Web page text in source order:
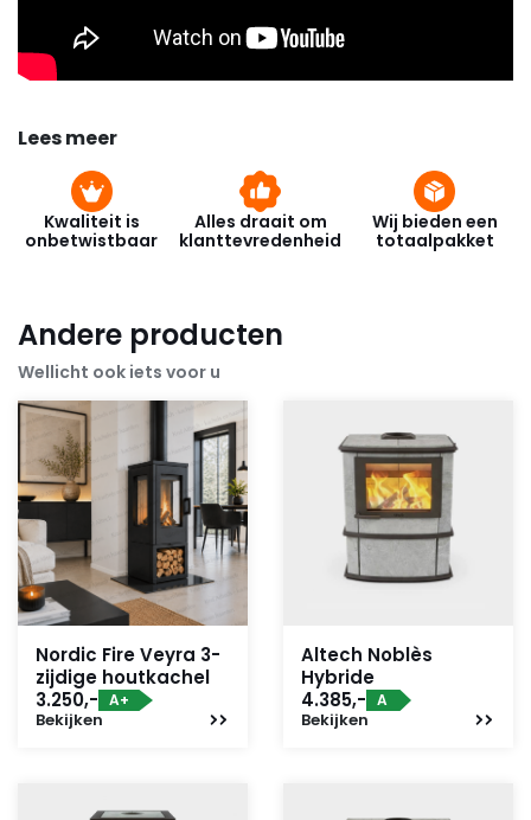
Lees meer
Kwaliteit is
onbetwistbaar
Alles draait om
klanttevredenheid
Wij bieden een
totaalpakket
Andere producten
Wellicht ook iets voor u
Nordic Fire Veyra 3-
zijdige houtkachel
3.250,- A+
Bekijken
Altech Noblès
Hybride
4.385,- A
Bekijken